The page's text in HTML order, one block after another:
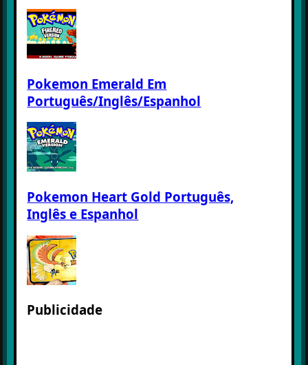
Pokemon Emerald Em
Português/Inglês/Espanhol
Pokemon Heart Gold Português,
Inglês e Espanhol
Publicidade